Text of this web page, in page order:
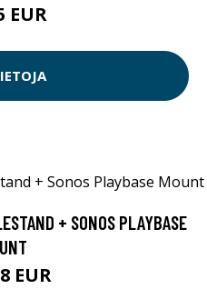
EUR
+ SONOS PLAYBASE
EUR